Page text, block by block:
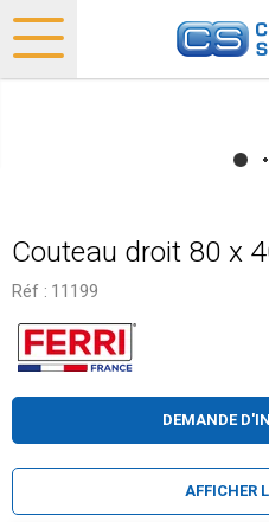
Couteau droit 80 x
Réf : 11199
DEMANDE
AFFICHER